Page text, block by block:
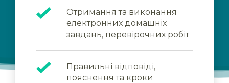
Отримання та виконання
електронних домашніх
завдань, перевірочних робіт
Правильні відповіді,
пояснення та кроки